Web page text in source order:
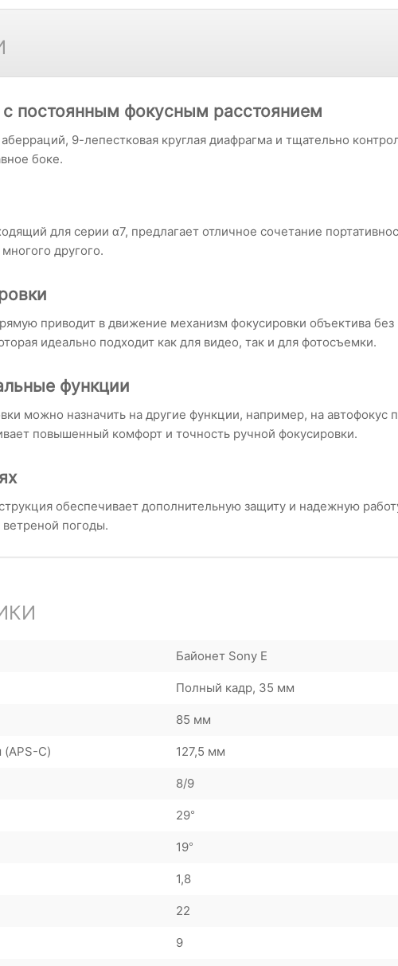
постоянным фокусным расстоянием
9-лепестковая круглая диафрагма и тщательно
боке.
для серии α7, предлагает отличное сочетание
другого.
приводит в движение механизм фокусировки объектива
идеально подходит как для видео, так и для фотосъемки.
функции
можно назначить на другие функции, например, на автофокус
повышенный комфорт и точность ручной фокусировки.
обеспечивает дополнительную защиту и надежную
погоды.
Байонет Sony E
Полный кадр, 35 мм
85 мм
(APS-C) 127,5 мм
8/9
29°
19°
1,8
22
9